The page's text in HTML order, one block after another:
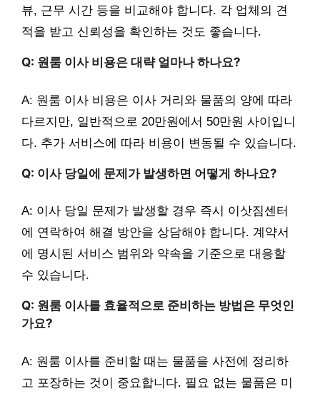
뷰, 근무 시간 등을 비교해야 합니다. 각 업체의 견
적을 받고 신뢰성을 확인하는 것도 좋습니다.
Q: 원룸 이사 비용은 대략 얼마나 하나요?
A: 원룸 이사 비용은 이사 거리와 물품의 양에 따라
다르지만, 일반적으로 20만원에서 50만원 사이입니
다. 추가 서비스에 따라 비용이 변동될 수 있습니다.
Q: 이사 당일에 문제가 발생하면 어떻게 하나요?
A: 이사 당일 문제가 발생할 경우 즉시 이삿짐센터
에 연락하여 해결 방안을 상담해야 합니다. 계약서
에 명시된 서비스 범위와 약속을 기준으로 대응할
수 있습니다.
Q: 원룸 이사를 효율적으로 준비하는 방법은 무엇인
가요?
A: 원룸 이사를 준비할 때는 물품을 사전에 정리하
고 포장하는 것이 중요합니다. 필요 없는 물품은 미